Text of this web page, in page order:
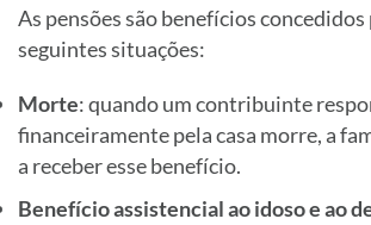
As pensões são benefícios concedidos
seguintes situações:
Morte: quando um contribuinte
financeiramente pela casa morre, a
a receber esse benefício.
Benefício assistencial ao idoso e ao